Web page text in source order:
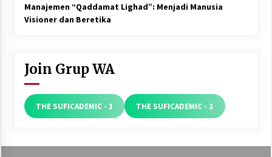
Manajemen “Qaddamat Lighad”: Menjadi Manusia
Visioner dan Beretika
Join Grup WA
THE SUFICADEMIC - 1 THE SUFICADEMIC - 2